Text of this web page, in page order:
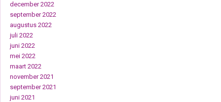
december 2022
september 2022
augustus 2022
juli 2022
juni 2022
mei 2022
maart 2022
november 2021
september 2021
juni 2021